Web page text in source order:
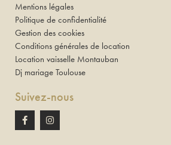
Mentions légales
Politique de confidentialité
Gestion des cookies
Conditions générales de location
Location vaisselle Montauban
Dj mariage Toulouse
Suivez-nous